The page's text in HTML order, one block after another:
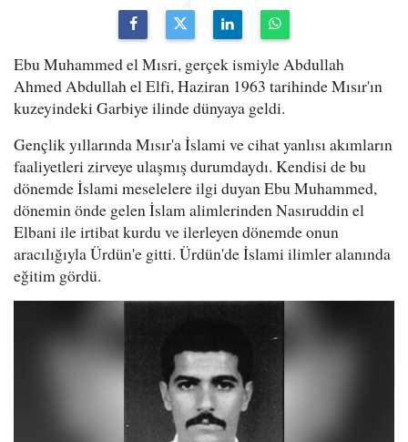
Ebu Muhammed el Mısri, gerçek ismiyle Abdullah
Ahmed Abdullah el Elfi, Haziran 1963 tarihinde Mısır'ın
kuzeyindeki Garbiye ilinde dünyaya geldi.
Gençlik yıllarında Mısır'a İslami ve cihat yanlısı akımların
faaliyetleri zirveye ulaşmış durumdaydı. Kendisi de bu
dönemde İslami meselelere ilgi duyan Ebu Muhammed,
dönemin önde gelen İslam alimlerinden Nasıruddin el
Elbani ile irtibat kurdu ve ilerleyen dönemde onun
aracılığıyla Ürdün'e gitti. Ürdün'de İslami ilimler alanında
eğitim gördü.